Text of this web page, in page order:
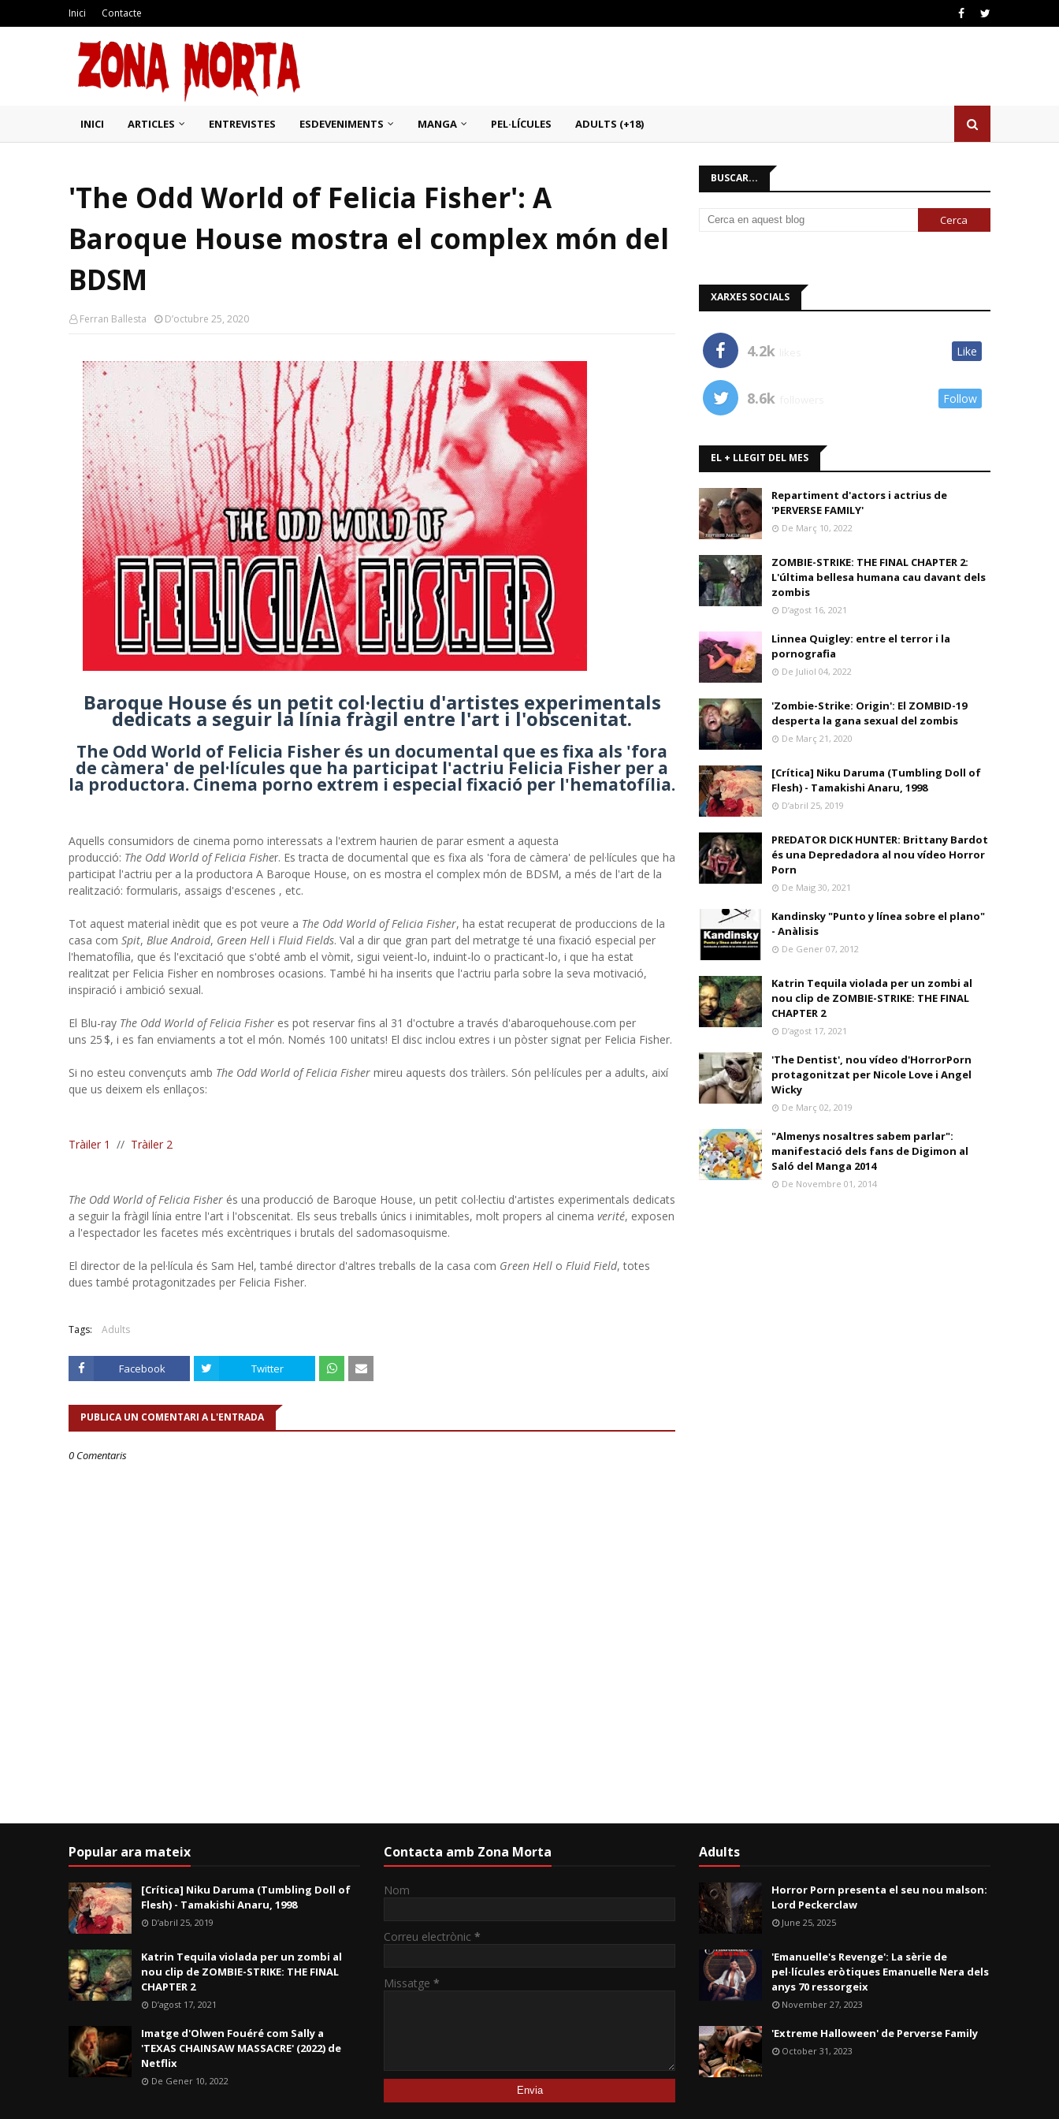
Inici Contacte
INICI ARTICLES ENTREVISTES ESDEVENIMENTS MANGA PEL·LÍCULES ADULTS (+18)
'The Odd World of Felicia Fisher': A
Baroque House mostra el complex món del
BDSM
Ferran Ballesta D’octubre 25, 2020
Baroque House és un petit col·lectiu d'artistes experimentals
dedicats a seguir la línia fràgil entre l'art i l'obscenitat.
The Odd World of Felicia Fisher és un documental que es fixa als 'fora
de càmera' de pel·lícules que ha participat l'actriu Felicia Fisher per a
la productora. Cinema porno extrem i especial fixació per l'hematofília.
Aquells consumidors de cinema porno interessats a l'extrem haurien de parar esment a aquesta
producció: The Odd World of Felicia Fisher. Es tracta de documental que es fixa als 'fora de càmera' de pel·lícules que ha
participat l'actriu per a la productora A Baroque House, on es mostra el complex món de BDSM, a més de l'art de la
realització: formularis, assaigs d'escenes , etc.
Tot aquest material inèdit que es pot veure a The Odd World of Felicia Fisher, ha estat recuperat de produccions de la
casa com Spit, Blue Android, Green Hell i Fluid Fields. Val a dir que gran part del metratge té una fixació especial per
l'hematofília, que és l'excitació que s'obté amb el vòmit, sigui veient-lo, induint-lo o practicant-lo, i que ha estat
realitzat per Felicia Fisher en nombroses ocasions. També hi ha inserits que l'actriu parla sobre la seva motivació,
inspiració i ambició sexual.
El Blu-ray The Odd World of Felicia Fisher es pot reservar fins al 31 d'octubre a través d'abaroquehouse.com per
uns 25 $, i es fan enviaments a tot el món. Només 100 unitats! El disc inclou extres i un pòster signat per Felicia Fisher.
Si no esteu convençuts amb The Odd World of Felicia Fisher mireu aquests dos tràilers. Són pel·lícules per a adults, així
que us deixem els enllaços:
Tràiler 1 // Tràiler 2
The Odd World of Felicia Fisher és una producció de Baroque House, un petit col·lectiu d'artistes experimentals dedicats
a seguir la fràgil línia entre l'art i l'obscenitat. Els seus treballs únics i inimitables, molt propers al cinema verité, exposen
a l'espectador les facetes més excèntriques i brutals del sadomasoquisme.
El director de la pel·lícula és Sam Hel, també director d'altres treballs de la casa com Green Hell o Fluid Field, totes
dues també protagonitzades per Felicia Fisher.
Tags: Adults
Facebook Twitter
PUBLICA UN COMENTARI A L'ENTRADA
0 Comentaris
BUSCAR...
XARXES SOCIALS
4.2k Like
8.6k Follow
EL + LLEGIT DEL MES
Repartiment d'actors i actrius de
'PERVERSE FAMILY'
De Març 10, 2022
ZOMBIE-STRIKE: THE FINAL CHAPTER 2:
L'última bellesa humana cau davant dels
zombis
D’agost 16, 2021
Linnea Quigley: entre el terror i la
pornografia
De Juliol 04, 2022
'Zombie-Strike: Origin': El ZOMBID-19
desperta la gana sexual del zombis
De Març 21, 2020
[Crítica] Niku Daruma (Tumbling Doll of
Flesh) - Tamakishi Anaru, 1998
D’abril 25, 2019
PREDATOR DICK HUNTER: Brittany Bardot
és una Depredadora al nou vídeo Horror
Porn
De Maig 30, 2021
Kandinsky "Punto y línea sobre el plano"
- Anàlisis
De Gener 07, 2012
Katrin Tequila violada per un zombi al
nou clip de ZOMBIE-STRIKE: THE FINAL
CHAPTER 2
D’agost 17, 2021
'The Dentist', nou vídeo d'HorrorPorn
protagonitzat per Nicole Love i Angel
Wicky
De Març 02, 2019
"Almenys nosaltres sabem parlar":
manifestació dels fans de Digimon al
Saló del Manga 2014
De Novembre 01, 2014
Popular ara mateix
[Crítica] Niku Daruma (Tumbling Doll of
Flesh) - Tamakishi Anaru, 1998
D’abril 25, 2019
Katrin Tequila violada per un zombi al
nou clip de ZOMBIE-STRIKE: THE FINAL
CHAPTER 2
D’agost 17, 2021
Imatge d'Olwen Fouéré com Sally a
'TEXAS CHAINSAW MASSACRE' (2022) de
Netflix
De Gener 10, 2022
Contacta amb Zona Morta
Nom
Correu electrònic *
Missatge *
Adults
Horror Porn presenta el seu nou malson:
Lord Peckerclaw
June 25, 2025
'Emanuelle's Revenge': La sèrie de
pel·lícules eròtiques Emanuelle Nera dels
anys 70 ressorgeix
November 27, 2023
'Extreme Halloween' de Perverse Family
October 31, 2023